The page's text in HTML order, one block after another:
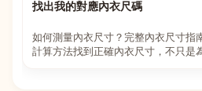
找出我的對應內衣尺碼
如何測量內衣尺寸？完整內衣尺寸指
計算方法找到正確內衣尺寸，不只是